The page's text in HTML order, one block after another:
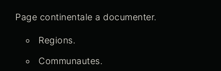
Page continentale a documenter.
Regions.
Communautes.